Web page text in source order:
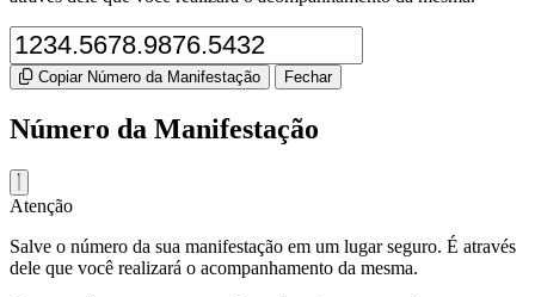
Copiar Número da Manifestação Fechar
Número da Manifestação
Atenção
Salve o número da sua manifestação em um lugar seguro. É através
dele que você realizará o acompanhamento da mesma.